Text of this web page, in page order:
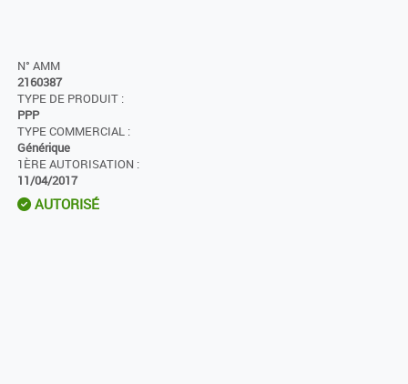
N° AMM
2160387
TYPE DE PRODUIT :
PPP
TYPE COMMERCIAL :
Générique
1ÈRE AUTORISATION :
11/04/2017
AUTORISÉ